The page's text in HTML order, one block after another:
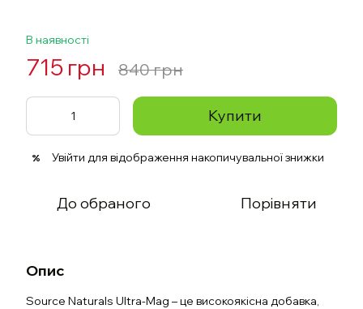
В наявності
715 грн 840 грн
Купити
% Увійти для відображення накопичувальної знижки
До обраного Порівняти
Опис
Source Naturals Ultra-Mag – це високоякісна добавка,